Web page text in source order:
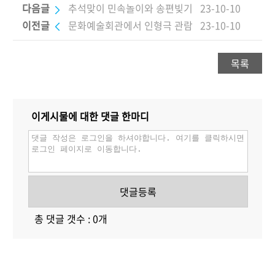
다음글 추석맞이 민속놀이와 송편빚기
23-10-10
이전글
문화예술회관에서 인형극 관람 23-10-10
목록
이게시물에 대한 댓글 한마디
댓글등록
총 댓글 갯수 : 0개